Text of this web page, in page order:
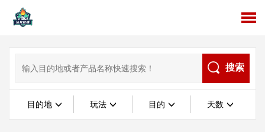
搜索
目的地 玩法 目的 天数